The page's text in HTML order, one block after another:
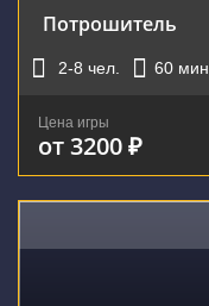
Потрошитель
2-8 чел. 60 мин.
Цена игры
от 3200 ₽